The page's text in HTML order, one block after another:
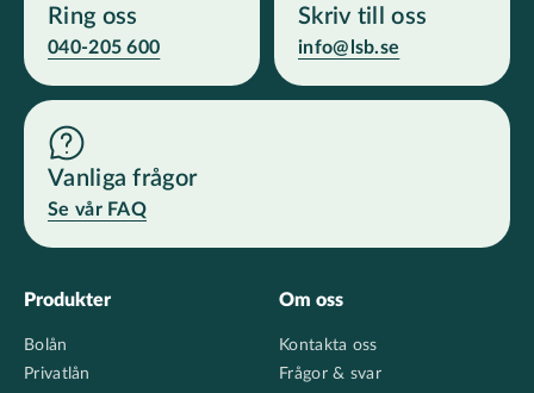
Ring oss
040-205 600
Skriv till oss
info@lsb.se
Vanliga frågor
Se vår FAQ
Footer
Produkter
Bolån
Privatlån
Om oss
Kontakta oss
Frågor & svar